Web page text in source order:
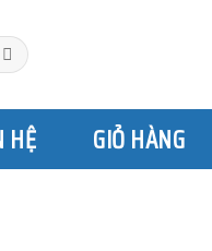
HỆ GIỎ HÀNG